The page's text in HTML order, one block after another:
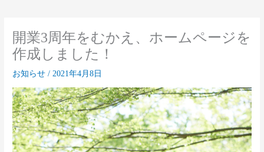
開業3周年をむかえ、ホームページを
作成しました！
お知らせ /2021年4月8日